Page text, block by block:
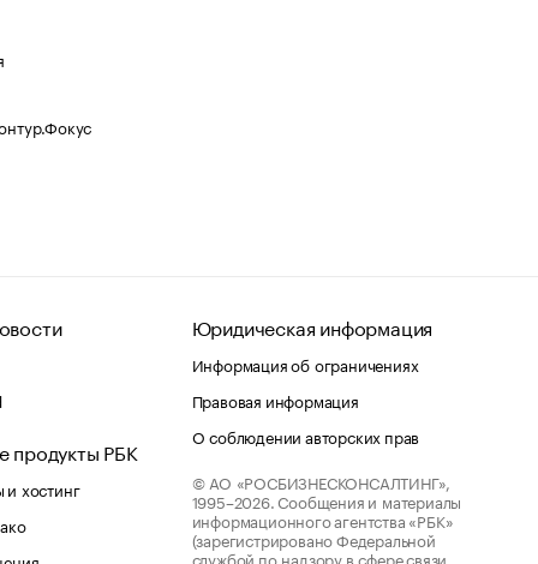
продукты РБК
хостинг
Юридическая информация
Информация об ограничениях
Правовая информация
О соблюдении авторских прав
© АО «РОСБИЗНЕСКОНСАЛТИНГ»,
1995–2026. Сообщения и материалы
информационного агентства «РБК»
(зарегистрировано Федеральной
службой по надзору в сфере связи,